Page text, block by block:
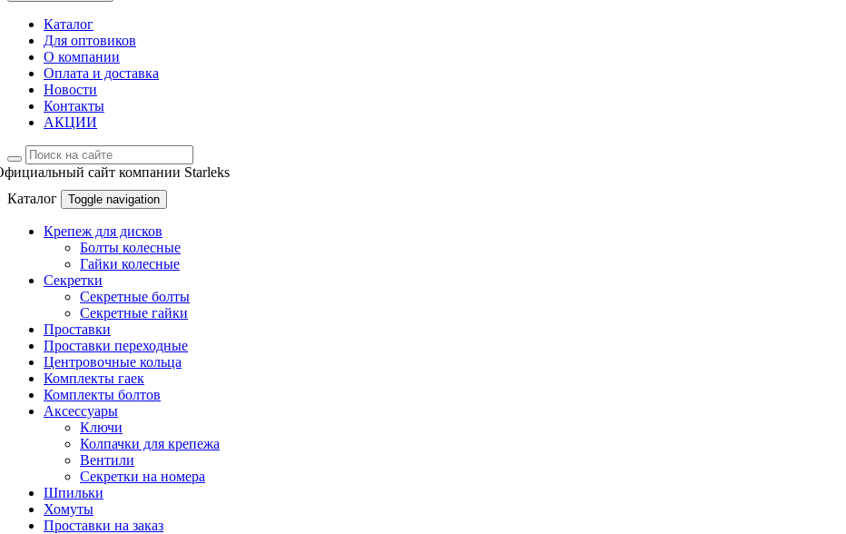
Каталог
Для оптовиков
О компании
Оплата и доставка
Новости
Контакты
АКЦИИ
сайт компании Starleks
Каталог
Toggle navigation
Крепеж для дисков
Болты колесные
Гайки колесные
Секретки
Секретные болты
Секретные гайки
Проставки
Проставки переходные
Центровочные кольца
Комплекты гаек
Комплекты болтов
Аксессуары
Ключи
Колпачки для крепежа
Вентили
Секретки на номера
Шпильки
Хомуты
Проставки на заказ